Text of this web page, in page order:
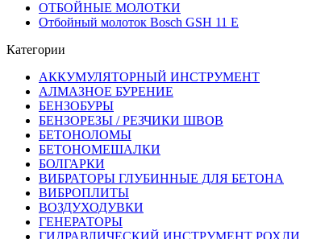
ОТБОЙНЫЕ МОЛОТКИ
Отбойный молоток Bosch GSH 11 E
Категории
АККУМУЛЯТОРНЫЙ ИНСТРУМЕНТ
АЛМАЗНОЕ БУРЕНИЕ
БЕНЗОБУРЫ
БЕНЗОРЕЗЫ / РЕЗЧИКИ ШВОВ
БЕТОНОЛОМЫ
БЕТОНОМЕШАЛКИ
БОЛГАРКИ
ВИБРАТОРЫ ГЛУБИННЫЕ ДЛЯ БЕТОНА
ВИБРОПЛИТЫ
ВОЗДУХОДУВКИ
ГЕНЕРАТОРЫ
ГИДРАВЛИЧЕСКИЙ ИНСТРУМЕНТ РОХЛИ